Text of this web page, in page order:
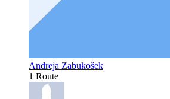
Andreja Zabukošek
1 Route